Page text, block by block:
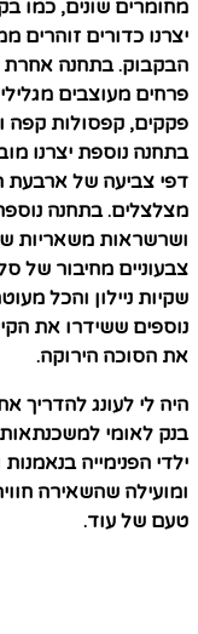
מחומרים שונים, כמו
יצרנו כדורים זוהרים
הבקבוק. בתחנה אחרת
פרחים מעוצבים מגלילי
פקקים, קפסולות קפה
בתחנה נוספת יצרנו
דפי צביעה של ארבעת
מצלצלים. בתחנה נוספת
ושרשראות משאריות
צבעוניים מחיבור של
שקיות ניילון והכל
נוספים ששידרו את
את הסוכה הירוקה.
היה לי לעונג להדריך
בנק לאומי
ילדי הפנימייה
ומועילה שהשאירה
טעם של עוד.